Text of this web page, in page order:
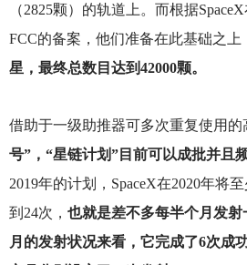
（2825颗）的轨道上。而根据
FCC的备案，他们准备在此基础之上
星，最终总数目达到42000颗。
借助于一级助推器可多次重复使用的
号”，“星链计划”目前可以成批并且
2019年的计划，SpaceX在2020年将
到24次， 也就是差不多每半个月发
月的发射状况来看，它完成了6次成